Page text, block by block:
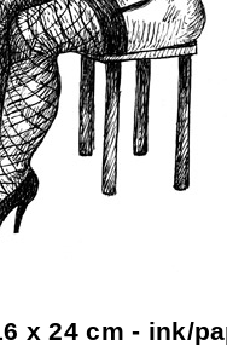
x 24 cm - ink/